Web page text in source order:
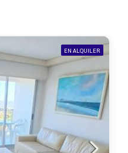
EN ALQUILER